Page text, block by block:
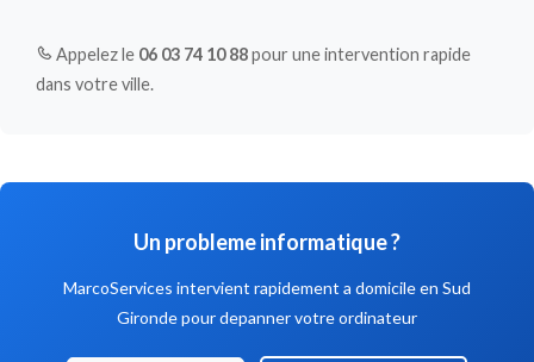
Appelez le 06 03 74 10 88pour une intervention rapide
dans votre ville.
Un probleme informatique ?
MarcoServices intervient rapidement a domicile en Sud
Gironde pour depanner votre ordinateur